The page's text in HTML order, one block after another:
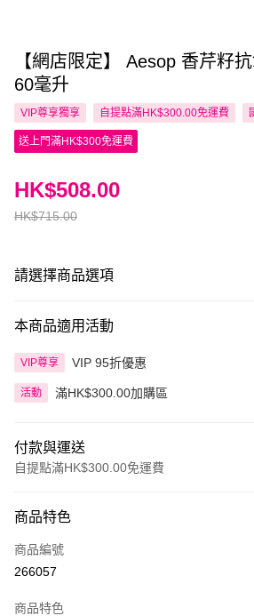
【網店限定】 Aesop 香芹籽
60毫升
VIP尊享獨享 自提點滿HK$300.00免運費
送上門滿HK$300免運費
HK$715.00
HK$508.00
請選擇商品選項
本商品適用活動
VIP尊享 VIP 95折優惠
活動 滿HK$300.00加購區
付款與運送
自提點滿HK$300.00免運費
信用卡
Apple Pay
商品特色
商品編號
266057
商品特色